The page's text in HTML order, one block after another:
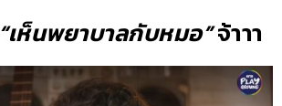
“เห็นพยาบาลกับหมอ”จ้าาา